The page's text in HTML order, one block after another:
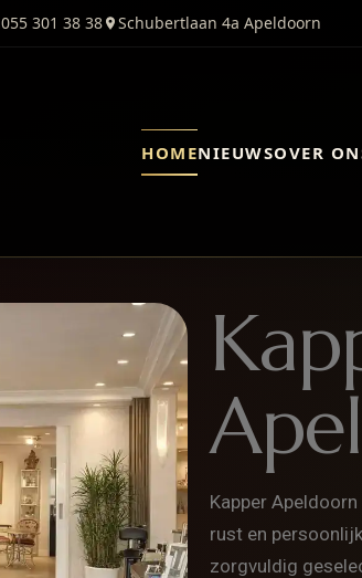
055 301 38 38 Schubertlaan 4a Apeldoorn
HOMENIEUWSOVER
Kapper Apeldoorn
rust en
zorgvuldig